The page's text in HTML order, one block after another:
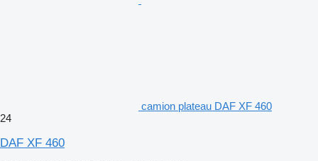
camion plateau DAF XF 460
24
DAF XF 460